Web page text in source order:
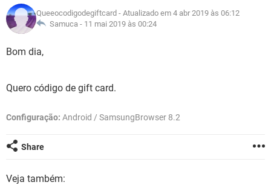
GUIA DE COMPRAS
INSTAGRAM GMAIL
GUIA DE COMPRAS
CELULAR
OUTLOOK EXCEL
INSTAGRAM
JOGOS WHATSAPP
CELULAR
OUTLOOK
GLOSSÁRIO
JOGOS
OUTLOOK
Queeocodigodegiftcard - Atualizado em 4 abr 2019 às 06:12
Samuca - 11 mai 2019 às 00:24
Bom dia,
Quero código de gift card.
Configuração: Android / SamsungBrowser 8.2
Share
Veja também: